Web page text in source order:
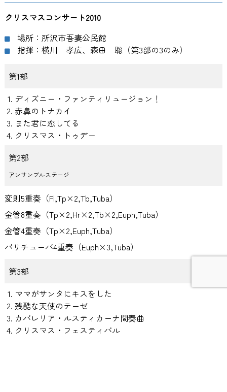
クリスマスコンサート2010
場所：所沢市吾妻公民館
指揮：横川 孝広、森田 聡（第3部の3のみ）
第1部
ディズニー・ファンティリュージョン！
赤鼻のトナカイ
また君に恋してる
クリスマス・トゥデー
第2部
アンサンブルステージ
変則5重奏（Fl,Tp×2,Tb,Tuba）
金管8重奏（Tp×2,Hr×2,Tb×2,Euph,Tuba）
金管4重奏（Tp×2,Euph,Tuba）
バリチューバ4重奏（Euph×3,Tuba）
第3部
ママがサンタにキスをした
残酷な天使のテーゼ
カバレリア・ルスティカーナ間奏曲
クリスマス・フェスティバル